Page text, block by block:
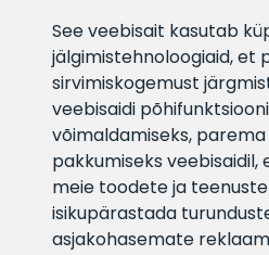
See veebisait kasutab
jälgimistehnoloogiaid, et
sirvimiskogemust
veebisaidi
võimaldamiseks, parema
pakkumiseks veebisaidil,
meie toodete ja
isikupärastada
asjakohasemate
E-posti aadress
info@veefiltrid.ee
Vaata tööaegu
Reti tee 11, Peetri, 75312 Harju
maakond, Estonia